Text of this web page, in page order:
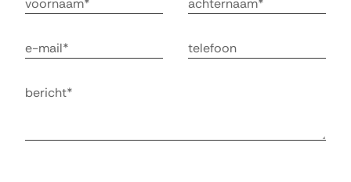
E-mail Telefoonnummer
Bericht